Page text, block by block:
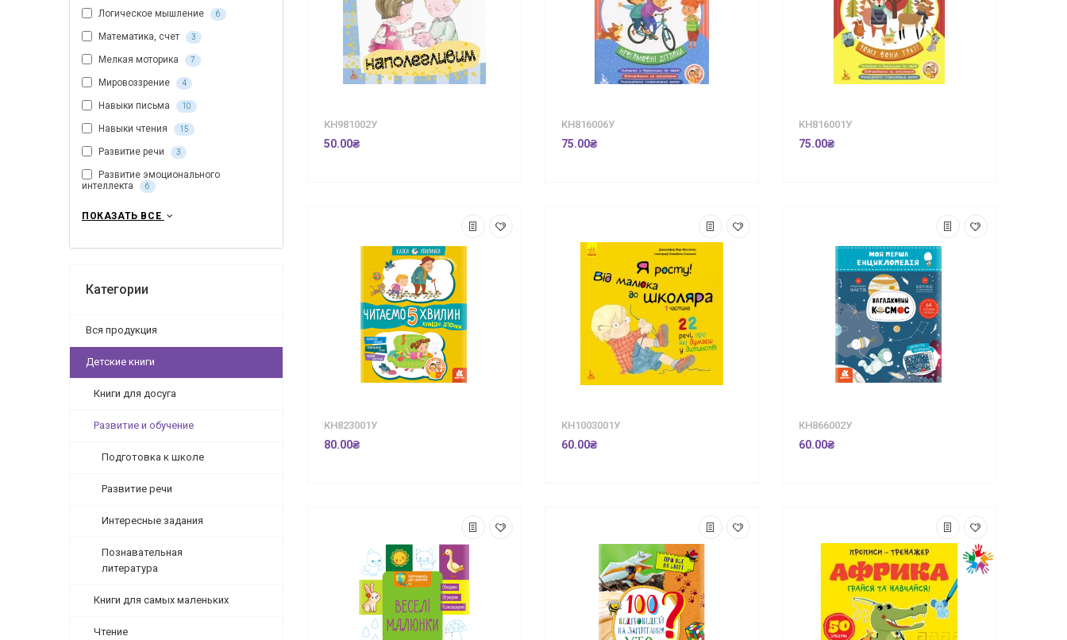
Логическое мышление 6
Математика, счет 3
Мелкая моторика 7
Мировоззрение 4
Навыки письма 10
Навыки чтения 15
Развитие речи 3
Развитие эмоционального
интеллекта
6
ПОКАЗАТЬ ВСЕ
Категории
Вся продукция
Детские книги
Книги для досуга
Развитие и обучение
Подготовка к школе
Развитие речи
Интересные задания
Познавательная
литература
Книги для самых маленьких
Чтение
КН981002У
50.00₴
КН816006У
75.00₴
КН816001У
75.00₴
КН823001У
80.00₴
КН1003001У
60.00₴
КН866002У
60.00₴